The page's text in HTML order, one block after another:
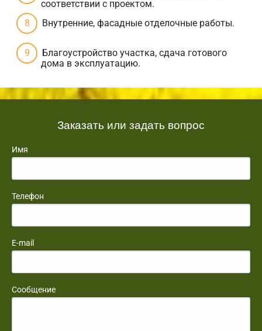
соответствии с проектом.
Внутренние, фасадные отделочные работы.
Благоустройство участка, сдача готового
дома в эксплуатацию.
Заказать или задать вопрос
Имя
Телефон
E-mail
Сообщение